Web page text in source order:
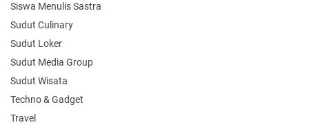
Siswa Menulis Sastra
Sudut Culinary
Sudut Loker
Sudut Media Group
Sudut Wisata
Techno & Gadget
Travel